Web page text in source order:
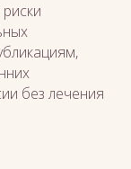
без лечения